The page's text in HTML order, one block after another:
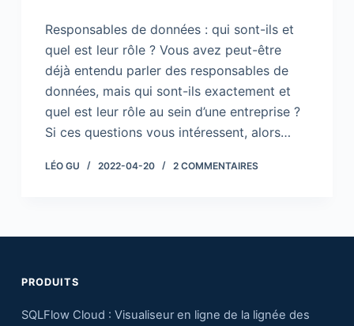
Responsables de données : qui sont-ils et
quel est leur rôle ? Vous avez peut-être
déjà entendu parler des responsables de
données, mais qui sont-ils exactement et
quel est leur rôle au sein d’une entreprise ?
Si ces questions vous intéressent, alors…
LÉO GU 2022-04-20 2 COMMENTAIRES
PRODUITS
SQLFlow Cloud : Visualiseur en ligne de la lignée des